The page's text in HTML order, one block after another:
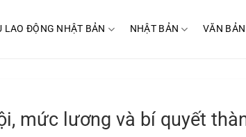
LAO ĐỘNG NHẬT BẢN NHẬT BẢN VĂN BẢN
mức lương và bí quyết